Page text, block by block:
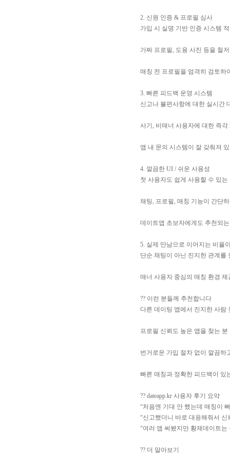
2. 신원 인증 & 프로필 심사
가입 시 실명 기반 인증 시스템
가짜 프로필, 도용 사진 등을 철
매칭 전 프로필을 엄격히 검토하
3. 빠른 피드백 운영 시스템
신고나 불편사항에 대한 실시간
사기, 비매너 사용자에 대한 즉각
앱 내 문의 시스템이 잘 갖춰져
4. 깔끔한 UI / 쉬운 사용성
첫 사용자도 쉽게 사용할 수 있
채팅, 프로필, 매칭 기능이 간단
데이트앱 초보자에게도 추천되
5. 실제 만남으로 이어지는 비율
단순 채팅이 아닌 진지한 관계를
매너 사용자 중심의 매칭 환경 제
?? 이런 분들께 추천합니다
다른 데이팅 앱에서 진지한 사람
프로필 신뢰도 높은 앱을 찾는 분
번거로운 가입 절차 없이 깔끔하
빠른 매칭과 정확한 피드백이 있
?? dateapp.kr 사용자 후기 요약
“처음엔 기대 안 했는데 매칭이
“신고했더니 바로 대응해줘서 신
“여러 앱 써봤지만 황제데이트
?? 더 알아보기